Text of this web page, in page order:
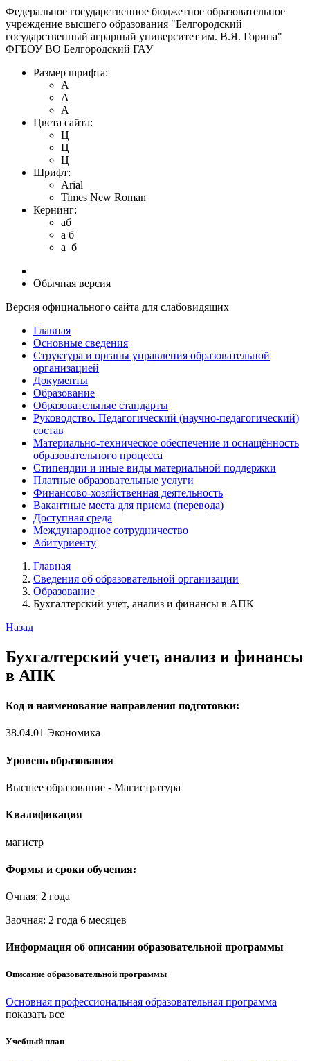
Федеральное государственное бюджетное образовательное
учреждение высшего образования "Белгородский
государственный аграрный университет им. В.Я. Горина"
ФГБОУ ВО Белгородский ГАУ
Размер шрифта:
A
A
A
Цвета сайта:
Ц
Ц
Ц
Шрифт:
Arial
Times New Roman
Кернинг:
aб
a б
a б
Обычная версия
Версия официального сайта для слабовидящих
Главная
Основные сведения
Структура и органы управления образовательной
организацией
Документы
Образование
Образовательные стандарты
Руководство. Педагогический (научно-педагогический)
состав
Материально-техническое обеспечение и оснащённость
образовательного процесса
Стипендии и иные виды материальной поддержки
Платные образовательные услуги
Финансово-хозяйственная деятельность
Вакантные места для приема (перевода)
Доступная среда
Международное сотрудничество
Абитуриенту
Главная
Сведения об образовательной организации
Образование
Бухгалтерский учет, анализ и финансы в АПК
Назад
Бухгалтерский учет, анализ и финансы
в АПК
Код и наименование направления подготовки:
38.04.01 Экономика
Уровень образования
Высшее образование - Магистратура
Квалификация
магистр
Формы и сроки обучения:
Очная: 2 года
Заочная: 2 года 6 месяцев
Информация об описании образовательной программы
Описание образовательной программы
Основная профессиональная образовательная программа
показать все
Учебный план